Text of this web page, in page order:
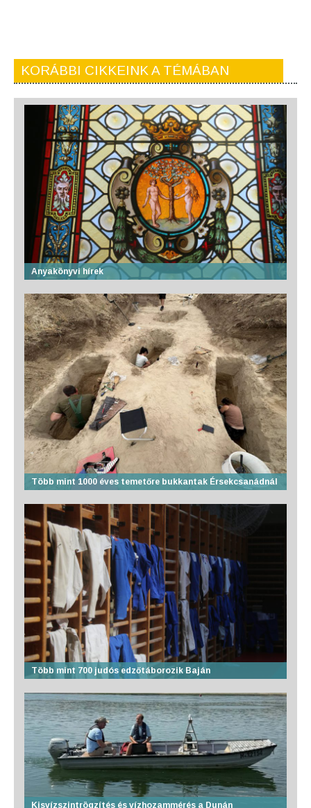
KORÁBBI CIKKEINK A TÉMÁBAN
Anyakönyvi hírek
Több mint 1000 éves temetőre bukkantak Érsekcsanádnál
Több mint 700 judós edzőtáborozik Baján
Kisvízszintrögzítés és vízhozammérés a Dunán